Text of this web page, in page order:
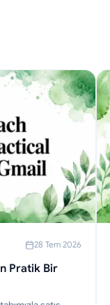
28 Tem 2026
Pratik Bir